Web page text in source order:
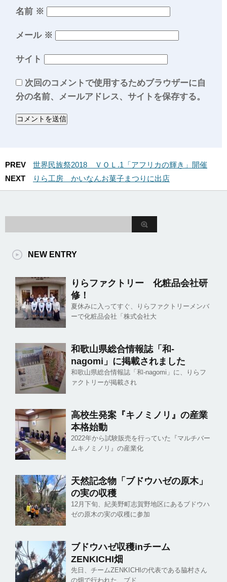
名前 ※
メール ※
サイト
次回のコメントで使用するためブラウザーに自
分の名前、メールアドレス、サイトを保存する。
PREV
世界民族祭2018 ＶＯＬ.1「アフリカの輝き」開催
NEXT
りら工房 かいなんお菓子まつりに出店
NEW ENTRY
りらファクトリー 化粧品会社研
修！
夏休みに入ってすぐ、りらファクトリーメンバ
ーで化粧品会社「株式会社大
和歌山県総合情報誌「和-
nagomi」に掲載されました
和歌山県総合情報誌「和-nagomi」に、りらフ
ァクトリーが掲載され
高校生発案『キノミノリ』の産業
本格始動
2022年から試験販売を行っていた『マルチバー
ムキノミノリ』の産業化
天然記念物「ブドウハゼの原木」
の実の収穫
12月下旬、紀美野町志賀野地区にあるブドウハ
ゼの原木の実の収穫に参加
ブドウハゼ収穫inチーム
ZENKICHI畑
先日、チームZENKICHIの代表である脇村さん
の畑で行われた、ブド